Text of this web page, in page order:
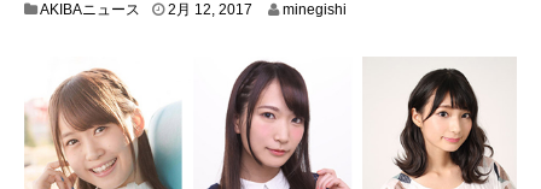
AKIBAニュース 2月 12, 2017
0
,
2
1
7
minegishi